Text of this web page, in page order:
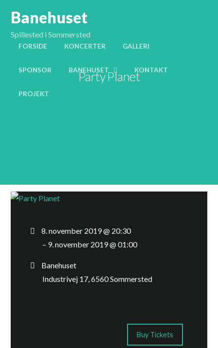
Banehuset
Spillested i Sommersted
FORSIDE KONCERTER GALLERI
SPONSOR BANEHUSET KONTAKT
PROJEKT
Party Planet
8. november 2019 @ 20:30
– 9. november 2019 @ 01:00
Banehuset
Industrivej 17, 6560 Sommersted
Buy Tickets